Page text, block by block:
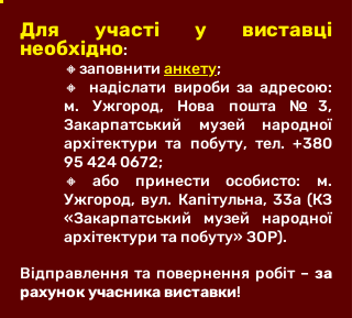
Для участі у виставці
необхідно:
🔸заповнити анкету;
🔸 надіслати вироби за адресою:
м. Ужгород, Нова пошта №3,
Закарпатський музей народної
архітектури та побуту, тел. +380
95 424 0672;
🔸або принести особисто: м.
Ужгород, вул. Капітульна, 33а (КЗ
«Закарпатський музей народної
архітектури та побуту» ЗОР).
Відправлення та повернення робіт – за
рахунок учасника виставки!